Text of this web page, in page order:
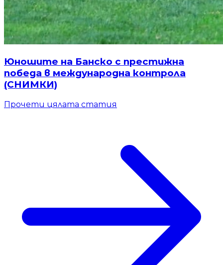
Юношите на Банско с престижна
победа в международна контрола
(СНИМКИ)
Прочети цялата статия